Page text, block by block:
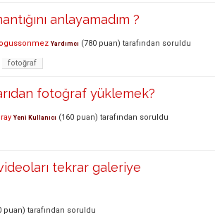
anlayamadım ?
Yardımcı (780 puan) tarafından soruldu
fotoğraf
fotoğraf yüklemek?
Yeni Kullanıcı (160 puan) tarafından soruldu
tekrar galeriye
puan) tarafından soruldu